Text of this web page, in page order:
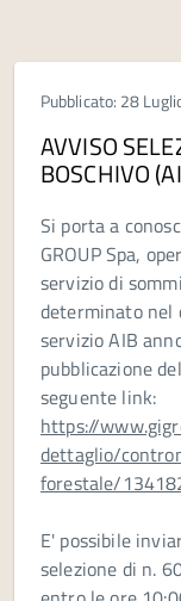
Pubblicato: 28
AVVISO
BOSCHIVO
Si porta a
GROUP Spa,
servizio di
determinato nel
servizio AIB
pubblicazione
seguente link:
https://
dettaglio/
forestale/
E' possibile
selezione di n.